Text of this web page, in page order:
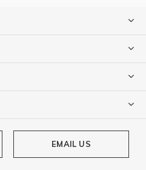
EMAIL US